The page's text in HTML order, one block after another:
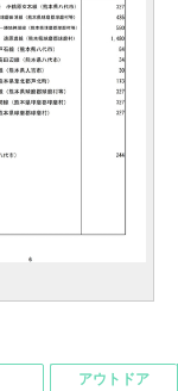
アウトドア